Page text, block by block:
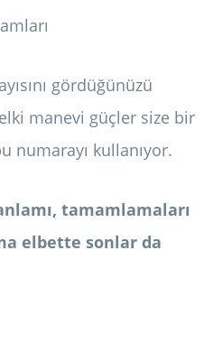
gördüğünüzü
manevi güçler size bir
numarayı kullanıyor.
tamamlamaları
elbette sonlar da